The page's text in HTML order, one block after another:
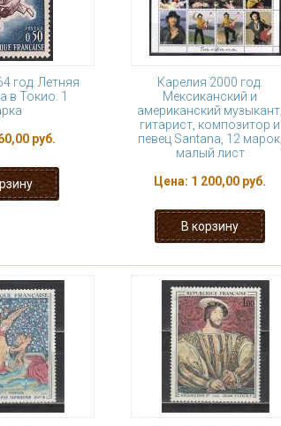
год. Летняя
в Токио. 1
руб.
Карелия 2000 год.
Мексиканский и
американский музыкант,
гитарист, композитор и
певец Santana, 12 марок,
малый лист
Цена: 1 200,00 руб.